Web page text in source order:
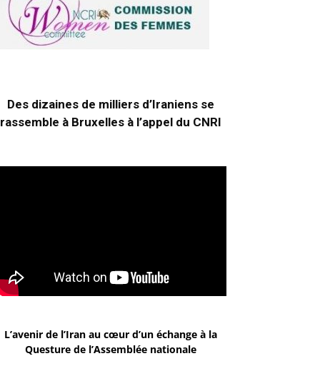
Des dizaines de milliers d’Iraniens se
rassemble à Bruxelles à l’appel du CNRI
L’avenir de l’Iran au cœur d’un échange à la
Questure de l’Assemblée nationale